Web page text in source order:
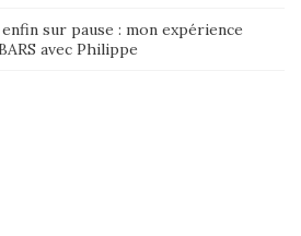
sur pause : mon expérience
avec Philippe